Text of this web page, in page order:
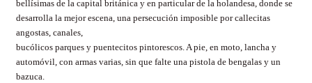
bellísimas de la capital británica y en particular de la holandesa, donde se
desarrolla la mejor escena, una persecución imposible por callecitas
angostas, canales,
bucólicos parques y puentecitos pintorescos. A pie, en moto, lancha y
automóvil, con armas varias, sin que falte una pistola de bengalas y un
bazuca.